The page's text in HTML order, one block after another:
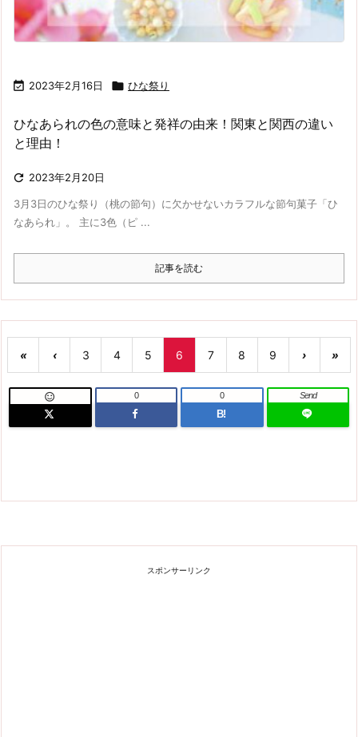
 2023年2月16日  ひな祭り
ひなあられの色の意味と発祥の由来！関東と関西の違い
と理由！
 2023年2月20日
3月3日のひな祭り（桃の節句）に欠かせないカラフルな節句菓子「ひ
なあられ」。 主に3色（ピ ...
記事を読む
« ‹ 3 4 5 6 7 8 9 › »
 0
B!
0 Send
スポンサーリンク